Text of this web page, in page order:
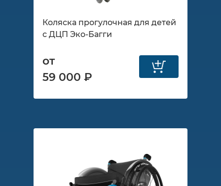
Коляска прогулочная для детей
с ДЦП Эко-Багги
от
59 000 ₽